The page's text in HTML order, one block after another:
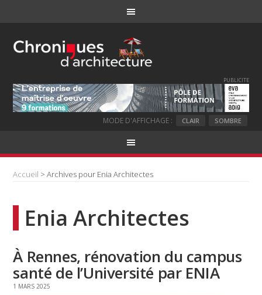
PUBLICITE
MODE D'AFFICHAGE : CLAIR SOMBRE
Accueil > Archives pour Enia Architectes
Enia Architectes
À Rennes, rénovation du campus
santé de l’Université par ENIA
1 MARS 2025